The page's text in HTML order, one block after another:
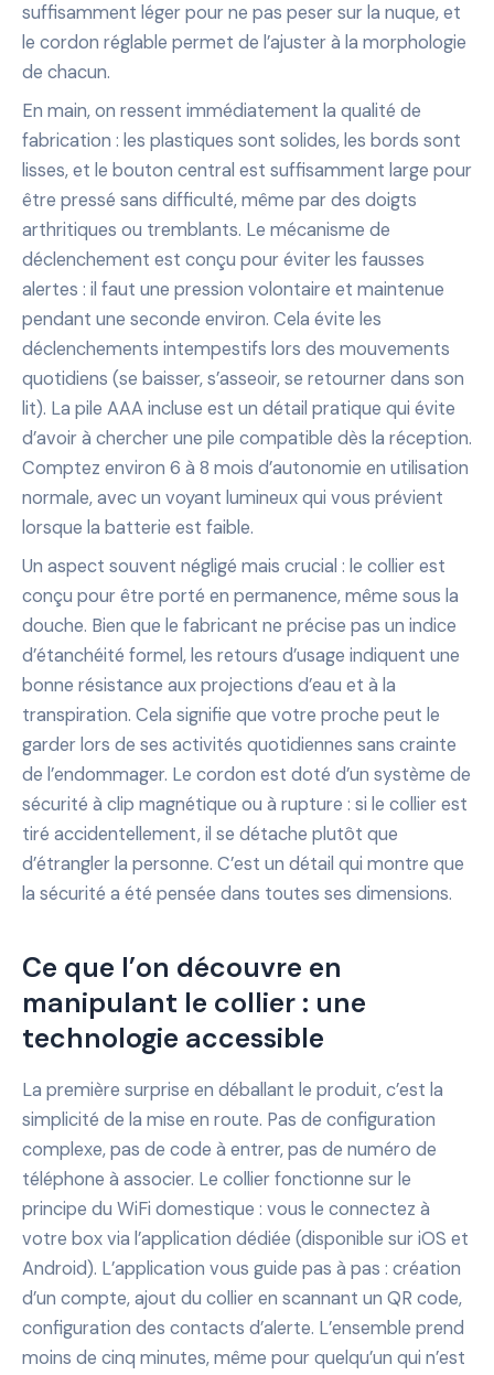
suffisamment léger pour ne pas peser sur la nuque, et
le cordon réglable permet de l’ajuster à la morphologie
de chacun.
En main, on ressent immédiatement la qualité de
fabrication : les plastiques sont solides, les bords sont
lisses, et le bouton central est suffisamment large pour
être pressé sans difficulté, même par des doigts
arthritiques ou tremblants. Le mécanisme de
déclenchement est conçu pour éviter les fausses
alertes : il faut une pression volontaire et maintenue
pendant une seconde environ. Cela évite les
déclenchements intempestifs lors des mouvements
quotidiens (se baisser, s’asseoir, se retourner dans son
lit). La pile AAA incluse est un détail pratique qui évite
d’avoir à chercher une pile compatible dès la réception.
Comptez environ 6 à 8 mois d’autonomie en utilisation
normale, avec un voyant lumineux qui vous prévient
lorsque la batterie est faible.
Un aspect souvent négligé mais crucial : le collier est
conçu pour être porté en permanence, même sous la
douche. Bien que le fabricant ne précise pas un indice
d’étanchéité formel, les retours d’usage indiquent une
bonne résistance aux projections d’eau et à la
transpiration. Cela signifie que votre proche peut le
garder lors de ses activités quotidiennes sans crainte
de l’endommager. Le cordon est doté d’un système de
sécurité à clip magnétique ou à rupture : si le collier est
tiré accidentellement, il se détache plutôt que
d’étrangler la personne. C’est un détail qui montre que
la sécurité a été pensée dans toutes ses dimensions.
Ce que l’on découvre en
manipulant le collier : une
technologie accessible
La première surprise en déballant le produit, c’est la
simplicité de la mise en route. Pas de configuration
complexe, pas de code à entrer, pas de numéro de
téléphone à associer. Le collier fonctionne sur le
principe du WiFi domestique : vous le connectez à
votre box via l’application dédiée (disponible sur iOS et
Android). L’application vous guide pas à pas : création
d’un compte, ajout du collier en scannant un QR code,
configuration des contacts d’alerte. L’ensemble prend
moins de cinq minutes, même pour quelqu’un qui n’est